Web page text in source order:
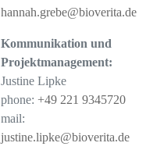
hannah.grebe@bioverita.de
Kommunikation und
Projektmanagement:
Justine Lipke
phone: +49 221 9345720
mail:
justine.lipke@bioverita.de